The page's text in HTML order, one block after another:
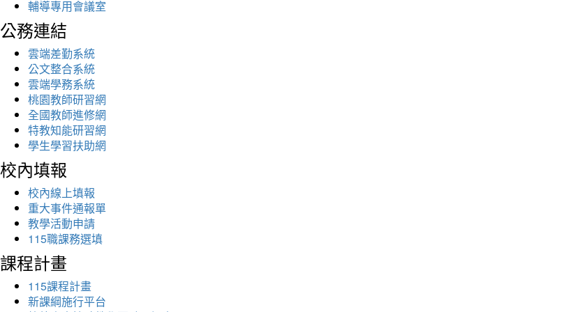
輔導專用會議室
公務連結
雲端差勤系統
公文整合系統
雲端學務系統
桃園教師研習網
全國教師進修網
特教知能研習網
學生學習扶助網
校內填報
校內線上填報
重大事件通報單
教學活動申請
115職課務選填
課程計畫
115課程計畫
新課綱施行平台